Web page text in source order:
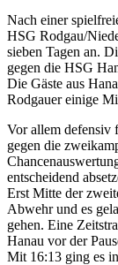
Nach einer
HSG Rodgau/
sieben Tagen an.
gegen die HSG
Die Gäste aus
Rodgauer einige
Vor allem defensiv
gegen die
entscheidend
Erst Mitte der
Abwehr und es
gehen. Eine
Hanau vor der
Mit 16:13 ging es